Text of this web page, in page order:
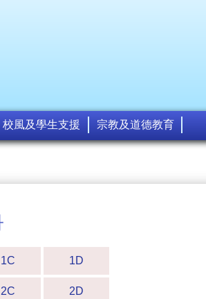
校風及學生支援 宗教及道德教育
1C 1D
2C 2D